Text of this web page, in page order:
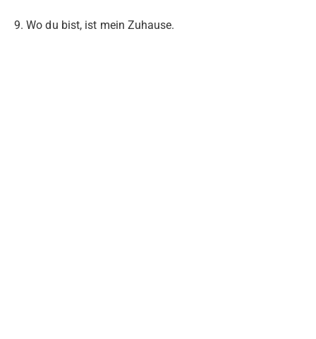
9. Wo du bist, ist mein Zuhause.